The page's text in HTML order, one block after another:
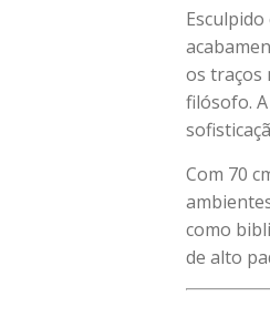
os traços
filósofo.
Com 70
como
de alto